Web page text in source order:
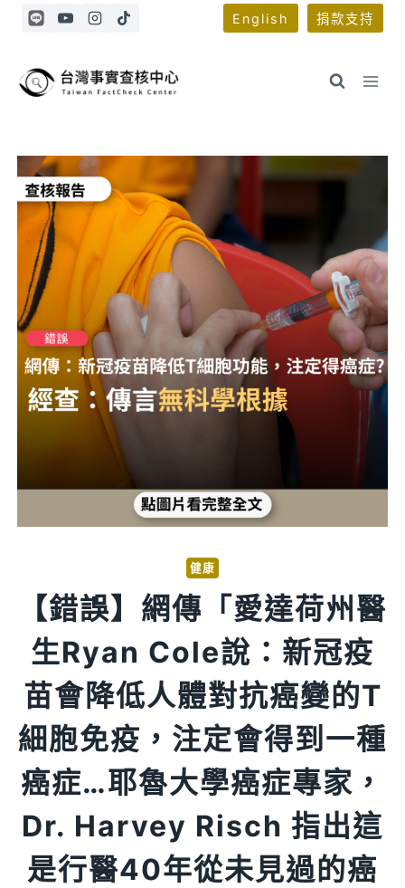
Skip
English 捐款支持
健康
【錯誤】網傳「愛達荷州醫
生Ryan Cole說：新冠疫
苗會降低人體對抗癌變的T
細胞免疫，注定會得到一種
癌症…耶魯大學癌症專家，
Dr. Harvey Risch 指出這
是行醫40年從未見過的癌